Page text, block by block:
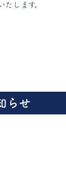
します。
らせ